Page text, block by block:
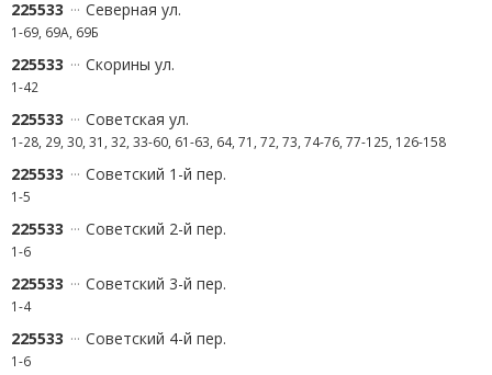
225533 Северная ул.
1-69, 69А, 69Б
225533 Скорины ул.
1-42
225533 Советская ул.
1-28, 29, 30, 31, 32, 33-60, 61-63, 64, 71, 72, 73, 74-76, 77-125, 126-158
225533 Советский 1-й пер.
1-5
225533 Советский 2-й пер.
1-6
225533 Советский 3-й пер.
1-4
225533 Советский 4-й пер.
1-6